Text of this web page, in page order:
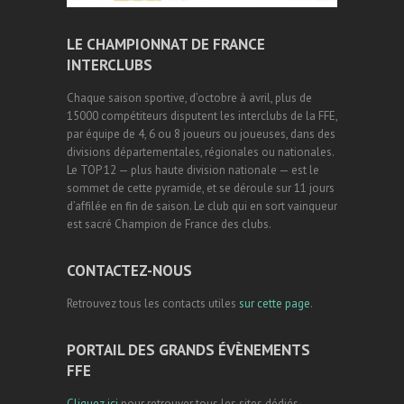
LE CHAMPIONNAT DE FRANCE
INTERCLUBS
Chaque saison sportive, d’octobre à avril, plus de
15000 compétiteurs disputent les interclubs de la FFE,
par équipe de 4, 6 ou 8 joueurs ou joueuses, dans des
divisions départementales, régionales ou nationales.
Le TOP 12 — plus haute division nationale — est le
sommet de cette pyramide, et se déroule sur 11 jours
d’affilée en fin de saison. Le club qui en sort vainqueur
est sacré Champion de France des clubs.
CONTACTEZ-NOUS
Retrouvez tous les contacts utiles sur cette page.
PORTAIL DES GRANDS ÉVÈNEMENTS
FFE